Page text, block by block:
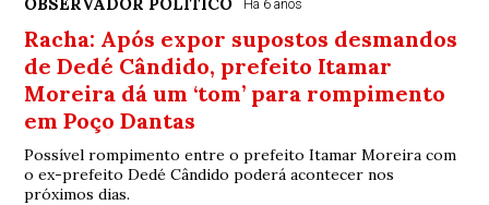
Há 6 anos
Racha: Após expor supostos desmandos
de Dedé Cândido, prefeito Itamar
Moreira dá um ‘tom’ para rompimento
em Poço Dantas
Possível rompimento entre o prefeito Itamar Moreira com
o ex-prefeito Dedé Cândido poderá acontecer nos
próximos dias.